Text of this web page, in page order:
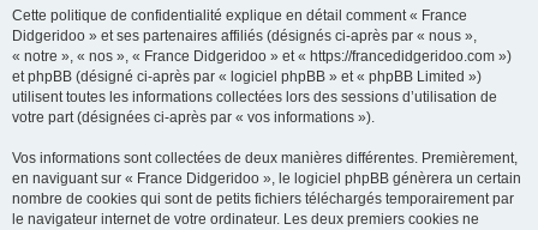
Cette politique de confidentialité explique en détail comment « France
Didgeridoo » et ses partenaires affiliés (désignés ci-après par « nous »,
« notre », « nos », « France Didgeridoo » et « https://francedidgeridoo.com »)
et phpBB (désigné ci-après par « logiciel phpBB » et « phpBB Limited »)
utilisent toutes les informations collectées lors des sessions d’utilisation de
votre part (désignées ci-après par « vos informations »).
Vos informations sont collectées de deux manières différentes. Premièrement,
en naviguant sur « France Didgeridoo », le logiciel phpBB génèrera un certain
nombre de cookies qui sont de petits fichiers téléchargés temporairement par
le navigateur internet de votre ordinateur. Les deux premiers cookies ne